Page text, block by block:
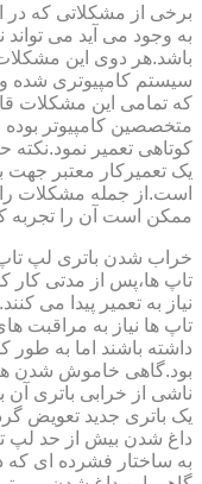
برخی از مشکلاتی که در
به وجود می آید می
باشد.هر دوی این
سیستم کامپیوتری شده
که تمامی این مشکلات
متخصصین کامپیوتر
کوتاهی تعمیر نمود.نکته
یک تعمیرکار معتبر
است.از جمله مشکلات
ممکن است آن را تجربه
خراب شدن باتری لپ
تاپ ها،پس از مدتی کار
نیاز به تعمیر پیدا می
تاپ ها نیاز به مراقبت
داشته باشند اما به طور
بود.گاهی خاموش شدن
ناشی از خرابی باتری
یک باتری جدید تعویض
داغ شدن بیش از حد لپ
به ساختار فشرده ای که